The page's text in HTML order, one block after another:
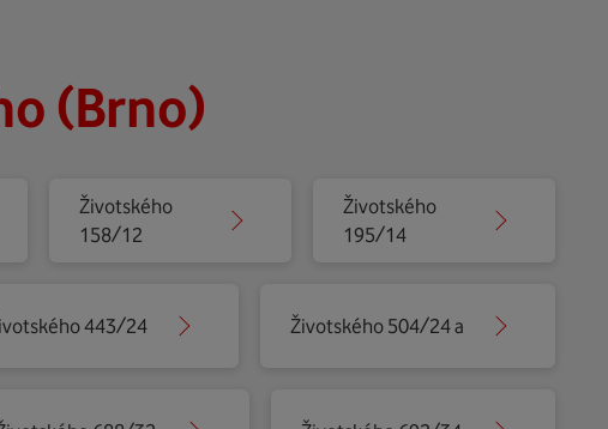
(Brno)
Životského
158/12
Životského
195/14
443/24 Životského 504/24 a